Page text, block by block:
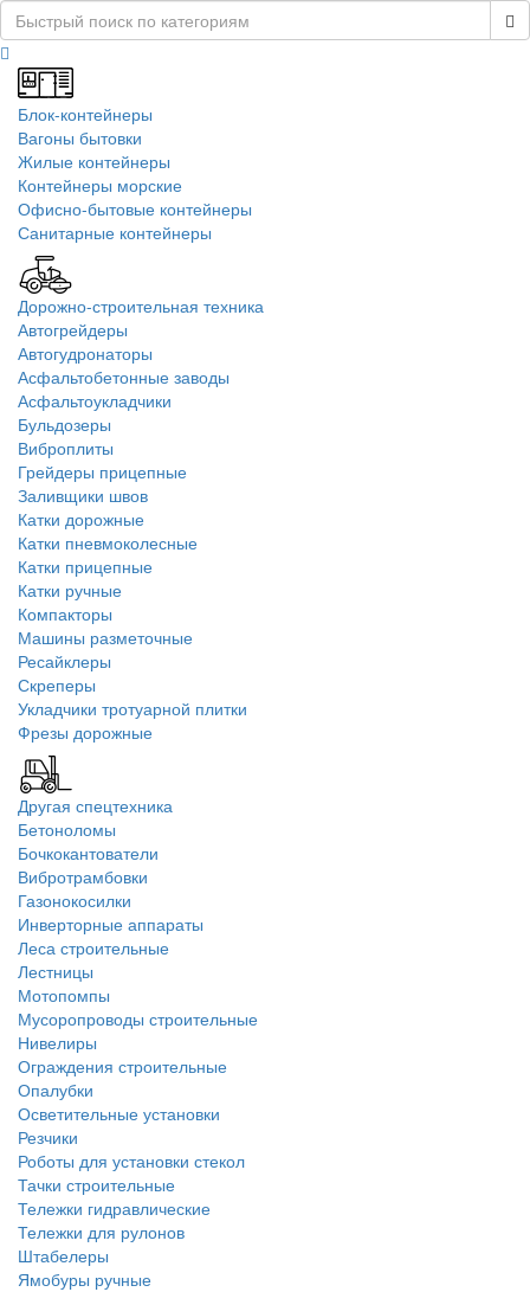
Блок-контейнеры
Вагоны бытовки
Жилые контейнеры
Контейнеры морские
Офисно-бытовые контейнеры
Санитарные контейнеры
Дорожно-строительная техника
Автогрейдеры
Автогудронаторы
Асфальтобетонные заводы
Асфальтоукладчики
Бульдозеры
Виброплиты
Грейдеры прицепные
Заливщики швов
Катки дорожные
Катки пневмоколесные
Катки прицепные
Катки ручные
Компакторы
Машины разметочные
Ресайклеры
Скреперы
Укладчики тротуарной плитки
Фрезы дорожные
Другая спецтехника
Бетоноломы
Бочкокантователи
Вибротрамбовки
Газонокосилки
Инверторные аппараты
Леса строительные
Лестницы
Мотопомпы
Мусоропроводы строительные
Нивелиры
Ограждения строительные
Опалубки
Осветительные установки
Резчики
Роботы для установки стекол
Тачки строительные
Тележки гидравлические
Тележки для рулонов
Штабелеры
Ямобуры ручные